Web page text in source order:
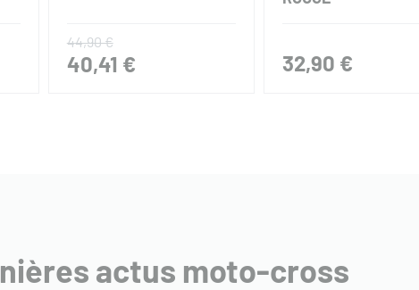
44,90 €
40,41 € 32,90 €
actus moto-cross